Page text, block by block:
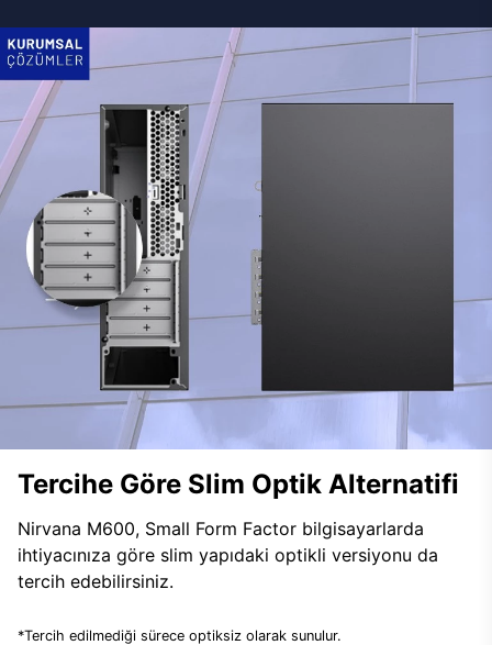
Tercihe Göre Slim Optik Alternatifi
Nirvana M600, Small Form Factor bilgisayarlarda
ihtiyacınıza göre slim yapıdaki optikli versiyonu da
tercih edebilirsiniz.
*Tercih edilmediği sürece optiksiz olarak sunulur.